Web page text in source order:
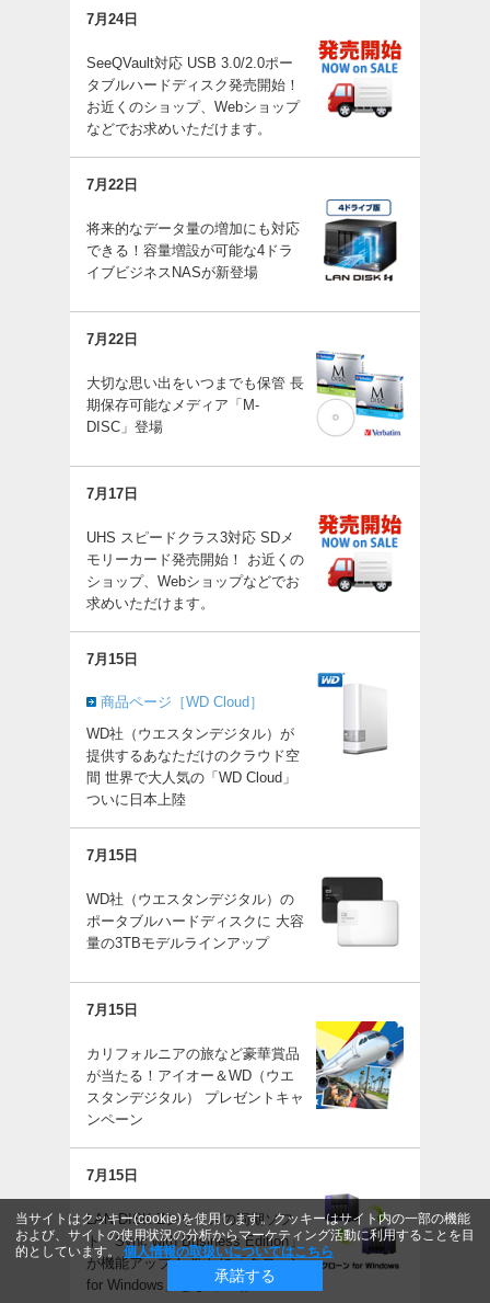
7月24日
SeeQVault対応 USB 3.0/2.0ポー
タブルハードディスク発売開始！
お近くのショップ、Webショップ
などでお求めいただけます。
7月22日
将来的なデータ量の増加にも対応
できる！容量増設が可能な4ドラ
イブビジネスNASが新登場
7月22日
大切な思い出をいつまでも保管 長
期保存可能なメディア「M-
DISC」登場
7月17日
UHS スピードクラス3対応 SDメ
モリーカード発売開始！ お近くの
ショップ、Webショップなどでお
求めいただけます。
7月15日
商品ページ［WD Cloud］
WD社（ウエスタンデジタル）が
提供するあなただけのクラウド空
間 世界で大人気の「WD Cloud」
ついに日本上陸
7月15日
WD社（ウエスタンデジタル）の
ポータブルハードディスクに 大容
量の3TBモデルラインアップ
7月15日
カリフォルニアの旅など豪華賞品
が当たる！アイオー＆WD（ウエ
スタンデジタル） プレゼントキャ
ンペーン
7月15日
LAN DISK Zシリーズの同期ソフ
ト「Sync with Business Edition」
が機能アップ！ 新たに「クローン
for Windows」として登場
当サイトはクッキー(cookie)を使用します。クッキーはサイト内の一部の機能
および、サイトの使用状況の分析からマーケティング活動に利用することを目
的としています。 個人情報の取扱いについてはこちら
承諾する